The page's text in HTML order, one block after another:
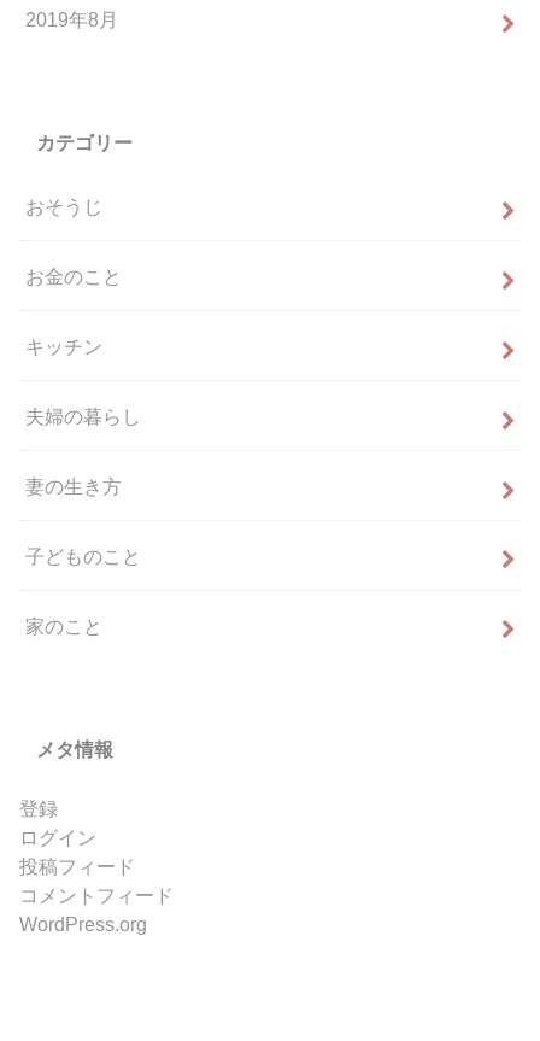
2019年8月
カテゴリー
おそうじ
お金のこと
キッチン
夫婦の暮らし
妻の生き方
子どものこと
家のこと
メタ情報
登録
ログイン
投稿フィード
コメントフィード
WordPress.org